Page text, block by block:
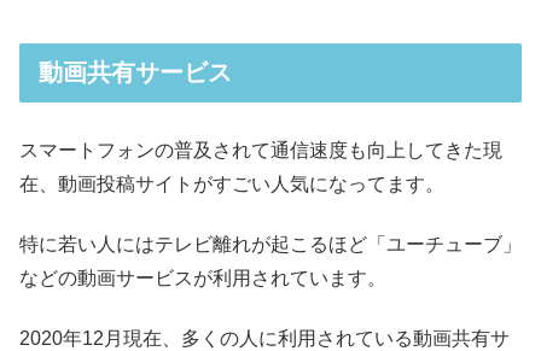
動画共有サービス
スマートフォンの普及されて通信速度も向上してきた現
在、動画投稿サイトがすごい人気になってます。
特に若い人にはテレビ離れが起こるほど「ユーチューブ」
などの動画サービスが利用されています。
2020年12月現在、多くの人に利用されている動画共有サ